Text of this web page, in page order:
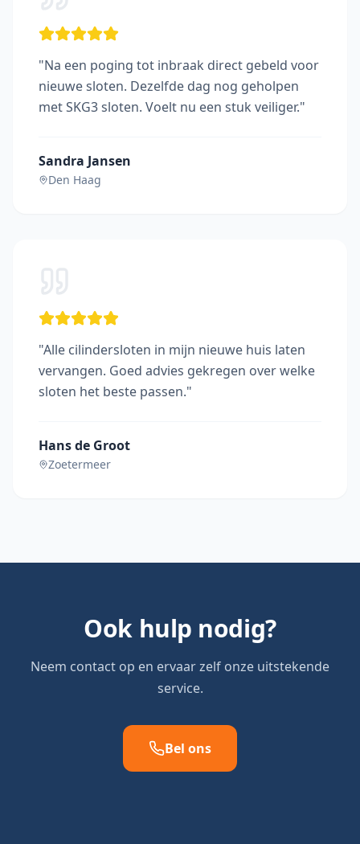
"Na een poging tot inbraak direct gebeld voor
nieuwe sloten. Dezelfde dag nog geholpen
met SKG3 sloten. Voelt nu een stuk veiliger."
Sandra Jansen
Den Haag
"Alle cilindersloten in mijn nieuwe huis laten
vervangen. Goed advies gekregen over welke
sloten het beste passen."
Hans de Groot
Zoetermeer
Ook hulp nodig?
Neem contact op en ervaar zelf onze uitstekende
service.
Bel ons